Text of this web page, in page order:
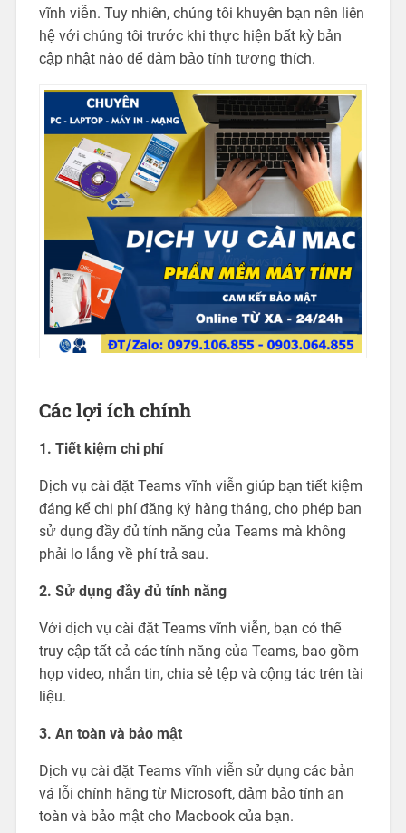
vĩnh viễn. Tuy nhiên, chúng tôi khuyên bạn nên liên
hệ với chúng tôi trước khi thực hiện bất kỳ bản
cập nhật nào để đảm bảo tính tương thích.
Các lợi ích chính
1. Tiết kiệm chi phí
Dịch vụ cài đặt Teams vĩnh viễn giúp bạn tiết kiệm
đáng kể chi phí đăng ký hàng tháng, cho phép bạn
sử dụng đầy đủ tính năng của Teams mà không
phải lo lắng về phí trả sau.
2. Sử dụng đầy đủ tính năng
Với dịch vụ cài đặt Teams vĩnh viễn, bạn có thể
truy cập tất cả các tính năng của Teams, bao gồm
họp video, nhắn tin, chia sẻ tệp và cộng tác trên tài
liệu.
3. An toàn và bảo mật
Dịch vụ cài đặt Teams vĩnh viễn sử dụng các bản
vá lỗi chính hãng từ Microsoft, đảm bảo tính an
toàn và bảo mật cho Macbook của bạn.